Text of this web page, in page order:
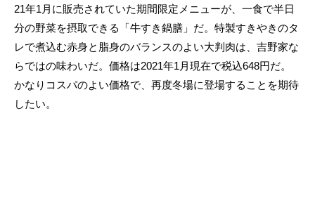
21年1月に販売されていた期間限定メニューが、一食で半日
分の野菜を摂取できる「牛すき鍋膳」だ。特製すきやきのタ
レで煮込む赤身と脂身のバランスのよい大判肉は、吉野家な
らではの味わいだ。価格は2021年1月現在で税込648円だ。
かなりコスパのよい価格で、再度冬場に登場することを期待
したい。